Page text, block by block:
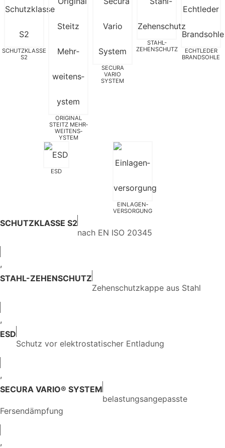
SCHUTZKLASSE
S2
ORIGINAL
STEITZ MEHR­
WEITEN­S­
YSTEM
SECURA
VARIO
SYSTEM
STAHL-
ZEHENSCHUTZ
ECHTLEDER
BRANDSOHLE
ESD
EINLAGEN­
VERSORGUNG
SCHUTZKLASSE S2
nach EN ISO 20345
,
STAHL-ZEHENSCHUTZ
Zehenschutzkappe aus Stahl
,
ESD
Schutz vor elektrostatischer Entladung
,
SECURA VARIO® SYSTEM
belastungsangepasste
Fersendämpfung
,